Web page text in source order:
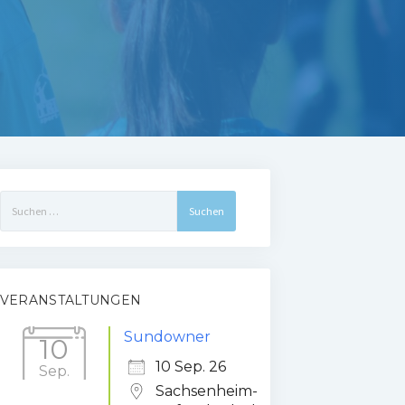
VERANSTALTUNGEN
10
Sep.
Sundowner
10 Sep. 26
Sachsenheim-